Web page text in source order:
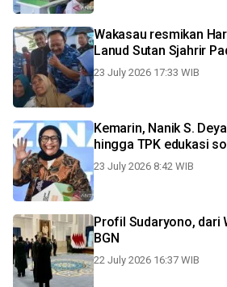
Wakasau resmikan
Lanud Sutan Sjahrir
23 July 2026 17:33 WIB
Kemarin, Nanik S.
hingga TPK edukasi
23 July 2026 8:42 WIB
Profil Sudaryono, dari
BGN
22 July 2026 16:37 WIB